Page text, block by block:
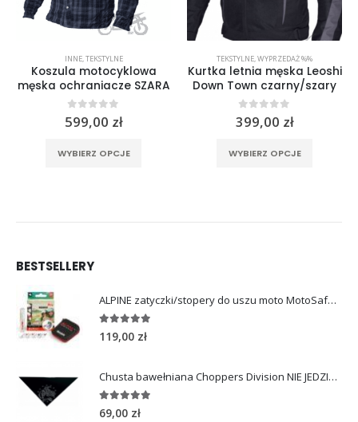
INNE, TEKSTYLNE
Koszula motocyklowa
męska ochraniacze SZARA
0out of 5
599,00 zł
WYBIERZ OPCJE
TEKSTYLNE WYPRZEDAŻ %%
Kurtka letnia męska Leoshi
Down Town czarny/szary
0out of 5
399,00 zł
WYBIERZ OPCJE
BESTSELLERY
ALPINE zatyczki/stopery do uszu moto MotoSafe Pro
4.96out of 5
119,00 zł
Chusta bawełniana Choppers Division NIE JEDZIESZ NIE ŻYJESZ
5.00out of 5
69,00 zł